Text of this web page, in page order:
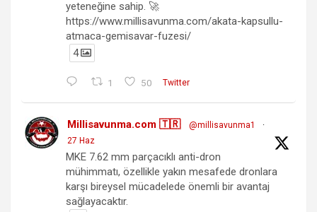
yeteneğine sahip. 🚀
https://www.millisavunma.com/akata-kapsullu-
atmaca-gemisavar-fuzesi/
4
1 50 Twitter
Millisavunma.com 🇹🇷 @millisavunma1
·
27 Haz
MKE 7.62 mm parçacıklı anti-dron
mühimmatı, özellikle yakın mesafede dronlara
karşı bireysel mücadelede önemli bir avantaj
sağlayacaktır.